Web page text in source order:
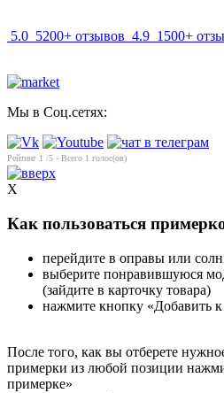
5.0 5200+ отзывов 4.9 1500+
Мы в Соц.сетях:
Рейтинг 1 /5 - Всего 1 голос(ов)
X
Как пользоваться
перейдите в оправы или
выберите понравившуюся
(зайдите в карточку товара)
нажмите кнопку «Добавить
После того, как вы отберете
примерки из любой позиции
примерке»